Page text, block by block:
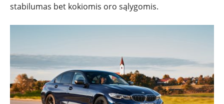
stabilumas bet kokiomis oro sąlygomis.